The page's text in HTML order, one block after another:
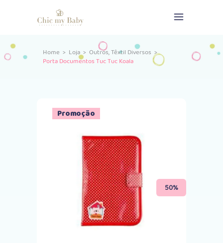
Home > Loja> Outros,Têxtil Diversos >
Porta Documentos Tuc Tuc Koala
Promoção
50%